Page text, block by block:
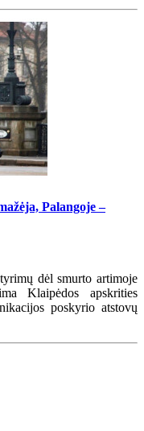
Palangoje –
dėl smurto artimoje
Klaipėdos apskrities
poskyrio atstovų